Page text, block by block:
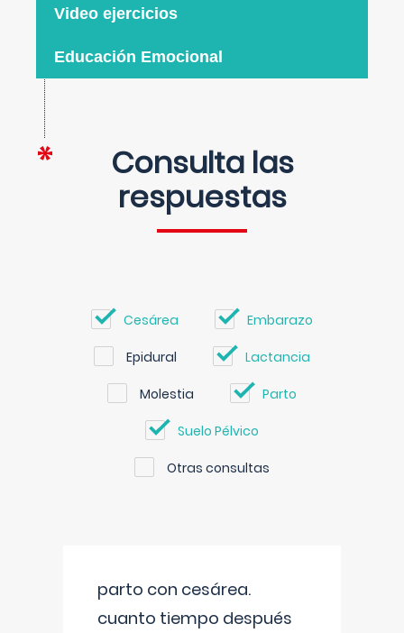
Video ejercicios
Educación Emocional
Consulta las
respuestas
Cesárea Embarazo
Epidural Lactancia
Molestia Parto
Suelo Pélvico
Otras consultas
parto con cesárea.
cuanto tiempo después